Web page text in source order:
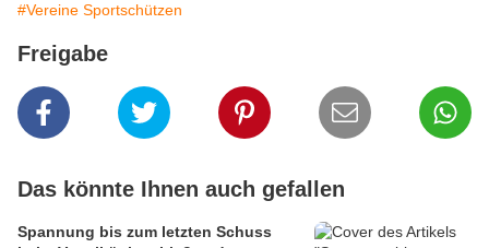
#Vereine Sportschützen
Freigabe
Das könnte Ihnen auch gefallen
Spannung bis zum letzten Schuss